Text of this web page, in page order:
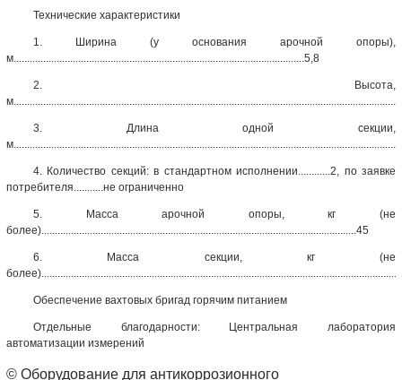
Технические характеристики
1. Ширина (у основания арочной опоры),
м............................................................................................................5,8
2. Высота,
3. Длина одной секции,
4. Количество секций: в стандартном исполнении............2, по заявке
потребителя...........не ограниченно
5. Масса арочной опоры, кг (не
более).....................................................................................................................45
6. Масса секции, кг (не
Обеспечение вахтовых бригад горячим питанием
Отдельные благодарности:
Центральная лаборатория
автоматизации измерений
© Оборудование для антикоррозионного